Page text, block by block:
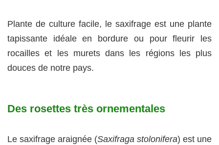
Plante de culture facile, le saxifrage est une plante
tapissante idéale en bordure ou pour fleurir les
rocailles et les murets dans les régions les plus
douces de notre pays.
Des rosettes très ornementales
Le saxifrage araignée (Saxifraga stolonifera) est une